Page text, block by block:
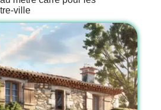
ville